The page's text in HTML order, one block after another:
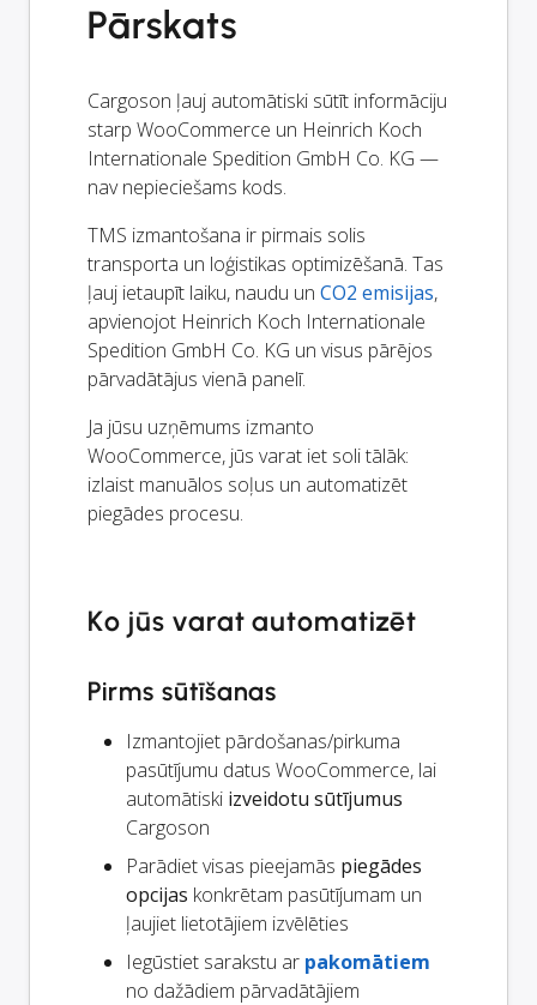
Pārskats
Cargoson ļauj automātiski sūtīt informāciju
starp WooCommerce un Heinrich Koch
Internationale Spedition GmbH Co. KG —
nav nepieciešams kods.
TMS izmantošana ir pirmais solis
transporta un loģistikas optimizēšanā. Tas
ļauj ietaupīt laiku, naudu un CO2 emisijas,
apvienojot Heinrich Koch Internationale
Spedition GmbH Co. KG un visus pārējos
pārvadātājus vienā panelī.
Ja jūsu uzņēmums izmanto
WooCommerce, jūs varat iet soli tālāk:
izlaist manuālos soļus un automatizēt
piegādes procesu.
Ko jūs varat automatizēt
Pirms sūtīšanas
Izmantojiet pārdošanas/pirkuma
pasūtījumu datus WooCommerce, lai
automātiski izveidotu sūtījumus
Cargoson
Parādiet visas pieejamās piegādes
opcijas konkrētam pasūtījumam un
ļaujiet lietotājiem izvēlēties
Iegūstiet sarakstu ar pakomātiem
no dažādiem pārvadātājiem